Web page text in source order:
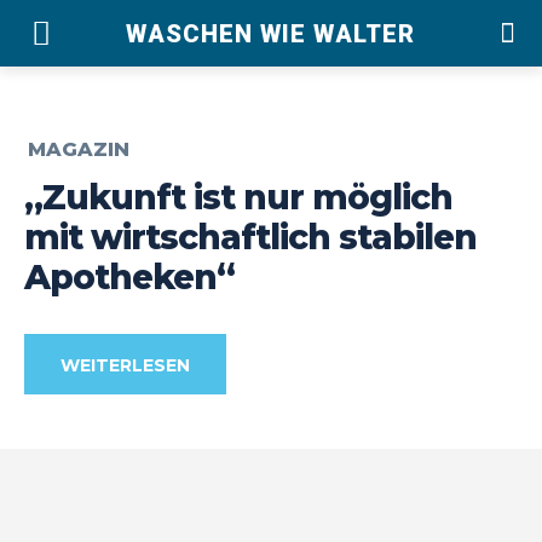
WASCHEN WIE WALTER
MAGAZIN
„Zukunft ist nur möglich
mit wirtschaftlich stabilen
Apotheken“
WEITERLESEN